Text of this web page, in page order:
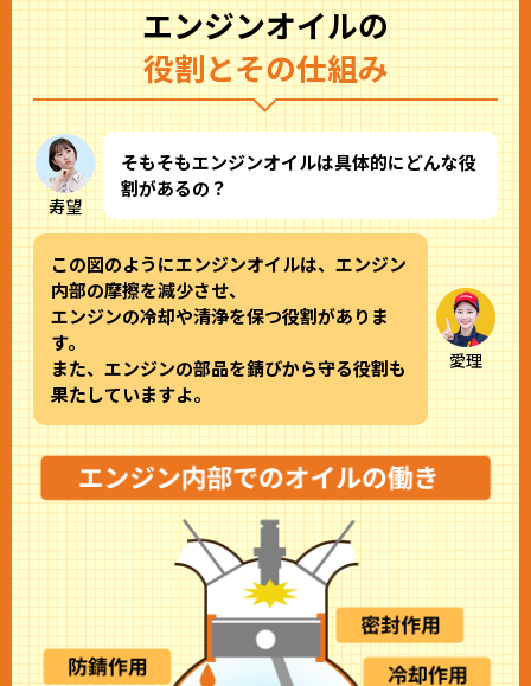
エンジンオイルの
役割とその仕組み
寿望
そもそもエンジンオイルは具体的にどんな役
割があるの？
愛理
この図のようにエンジンオイルは、エンジン
内部の摩擦を減少させ、
エンジンの冷却や清浄を保つ役割がありま
す。
また、エンジンの部品を錆びから守る役割も
果たしていますよ。